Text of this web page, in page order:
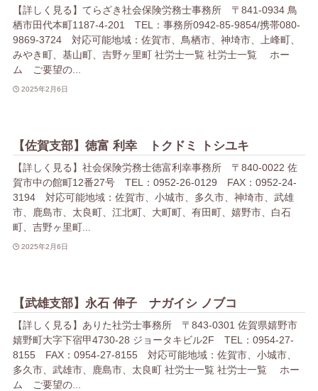
【詳しく見る】てらざき社会保険労務士事務所 〒841-0934 鳥
栖市田代本町1187-4-201 TEL：事務所0942-85-9854/携帯080-
9869-3724 対応可能地域：佐賀市、鳥栖市、神埼市、上峰町、
みやき町、基山町、吉野ヶ里町 社労士一覧 社労士一覧 ホー
ム ご要望の...
2025年2月6日
【佐賀支部】徳富 利幸 トクドミ トシユキ
【詳しく見る】社会保険労務士徳富利幸事務所 〒840-0022 佐
賀市中の館町12番27号 TEL：0952-26-0129 FAX：0952-24-
3194 対応可能地域：佐賀市、小城市、多久市、神埼市、武雄
市、鹿島市、太良町、江北町、大町町、有田町、嬉野市、白石
町、吉野ヶ里町...
2025年2月6日
【武雄支部】永石 伸子 ナガイシ ノブコ
【詳しく見る】ありた社労士事務所 〒843-0301 佐賀県嬉野市
嬉野町大字下宿甲4730-28 ジョータキビル2F TEL：0954-27-
8155 FAX：0954-27-8155 対応可能地域：佐賀市、小城市、
多久市、武雄市、鹿島市、太良町 社労士一覧 社労士一覧 ホー
ム ご要望の...